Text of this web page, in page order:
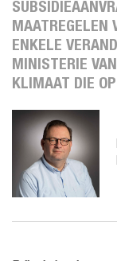
MAATREGELEN
ENKELE
MINISTERIE
KLIMAAT DIE